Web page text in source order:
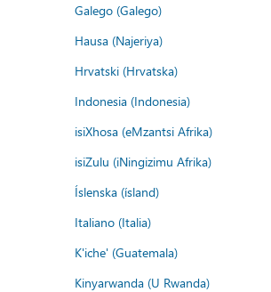
Galego (Galego)
Hausa (Najeriya)
Hrvatski (Hrvatska)
Indonesia (Indonesia)
isiXhosa (eMzantsi Afrika)
isiZulu (iNingizimu Afrika)
Íslenska (ísland)
Italiano (Italia)
K'iche' (Guatemala)
Kinyarwanda (U Rwanda)